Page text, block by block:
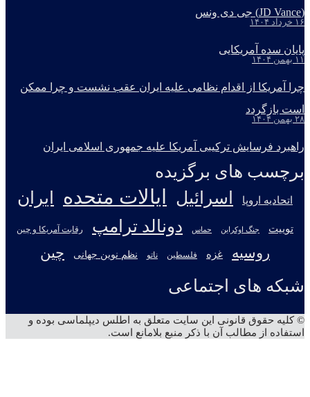
(JD Vance) جی دی ونس
۱۶ خرداد ۱۴۰۴
پایان سده آمریکایی
۱۱ بهمن ۱۴۰۴
چرا آمریکا از اقدام نظامی علیه ایران عقب نشست و چرا ممکن
است بازگردد
۲۸ بهمن ۱۴۰۴
راهبرد فرسایش ترکیبی آمریکا علیه جمهوری اسلامی ایران
برچسب های برگزیده
اتحادیه اروپا اسرائیل ایالات متحده ایران
توییت جنگ اوکراین حماس دونالد ترامپ رقابت آمریکا و چین
روسیه غزه فلسطین ناتو نظم نوین جهانی چین
شبکه های اجتماعی
© کلیه حقوق قانونی این سایت متعلق به اطلس دیپلماسی بوده و
استفاده از مطالب آن با ذکر منبع بلامانع است.